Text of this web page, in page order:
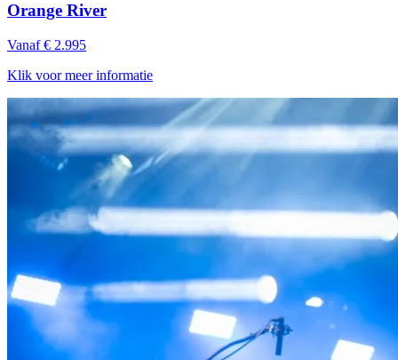
Orange River
Vanaf € 2.995
Klik voor meer informatie